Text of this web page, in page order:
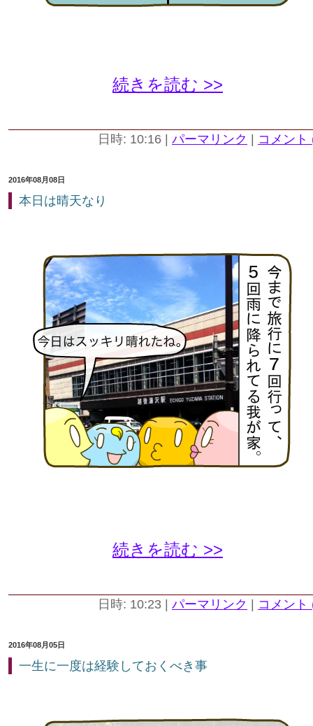
続きを読む >>
日時: 10:16 パーマリンク コメント
2016年08月08日
本日は晴天なり
続きを読む >>
日時: 10:23 パーマリンク コメント
2016年08月05日
一生に一度は経験しておくべき事